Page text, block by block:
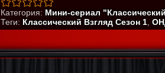
Категория: Мини-сериал
Теги: Классический Взгляд Сезон 1